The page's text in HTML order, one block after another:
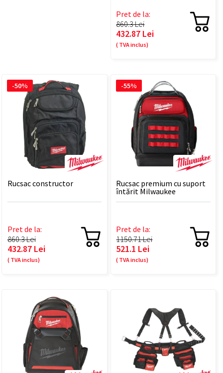
Pret de la:
860.3 Lei
432.87 Lei
( TVA inclus)
Rucsac constructor
Pret de la:
860.3 Lei
432.87 Lei
( TVA inclus)
-50%
Rucsac premium cu suport
întărit Milwaukee
Pret de la:
1150.71 Lei
521.1 Lei
( TVA inclus)
-55%